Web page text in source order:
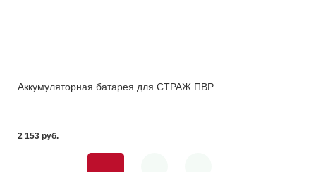
Аккумуляторная батарея для СТРАЖ ПВР
2 153 pуб.